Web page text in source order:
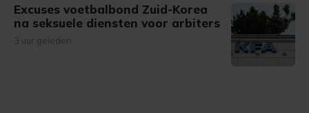
Excuses voetbalbond Zuid-Korea
na seksuele diensten voor arbiters
3 uur geleden